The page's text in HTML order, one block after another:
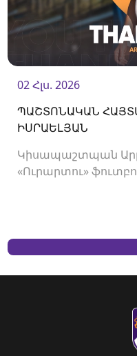
02 Հլս. 2026
ՊԱՇՏՈՆԱԿԱՆ
ԻՍՐԱԵԼՅԱՆ
Կիսապաշտպան
«Ուրարտու»